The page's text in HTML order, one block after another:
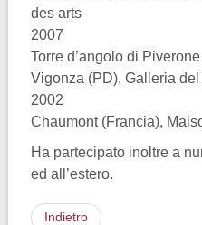
des arts
2007
Torre d’angolo di
Vigonza (PD), Galleria
2002
Chaumont (Francia),
Ha partecipato inoltre a
ed all’estero.
Indietro